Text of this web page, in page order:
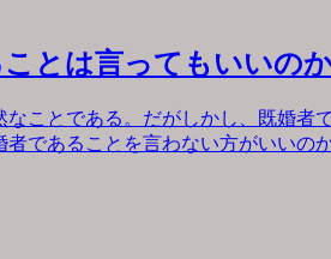
とは言ってもいいの
ことである。だがしかし、既婚者
であることを言わない方がいいの